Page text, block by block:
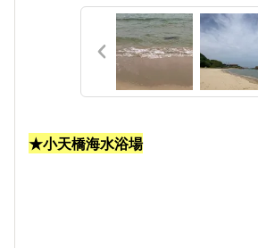
★小天橋海水浴場